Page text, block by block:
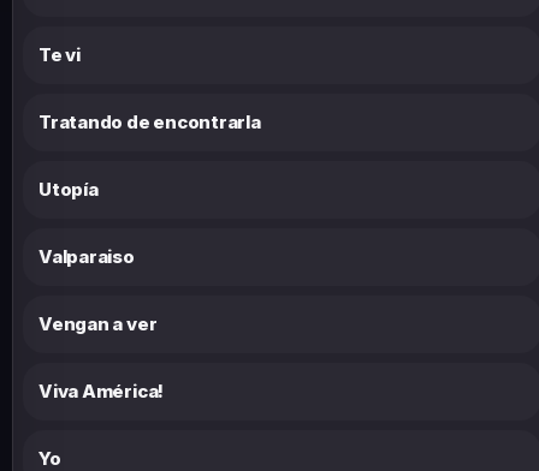
Te vi
Tratando de encontrarla
Utopía
Valparaiso
Vengan a ver
Viva América!
Yo